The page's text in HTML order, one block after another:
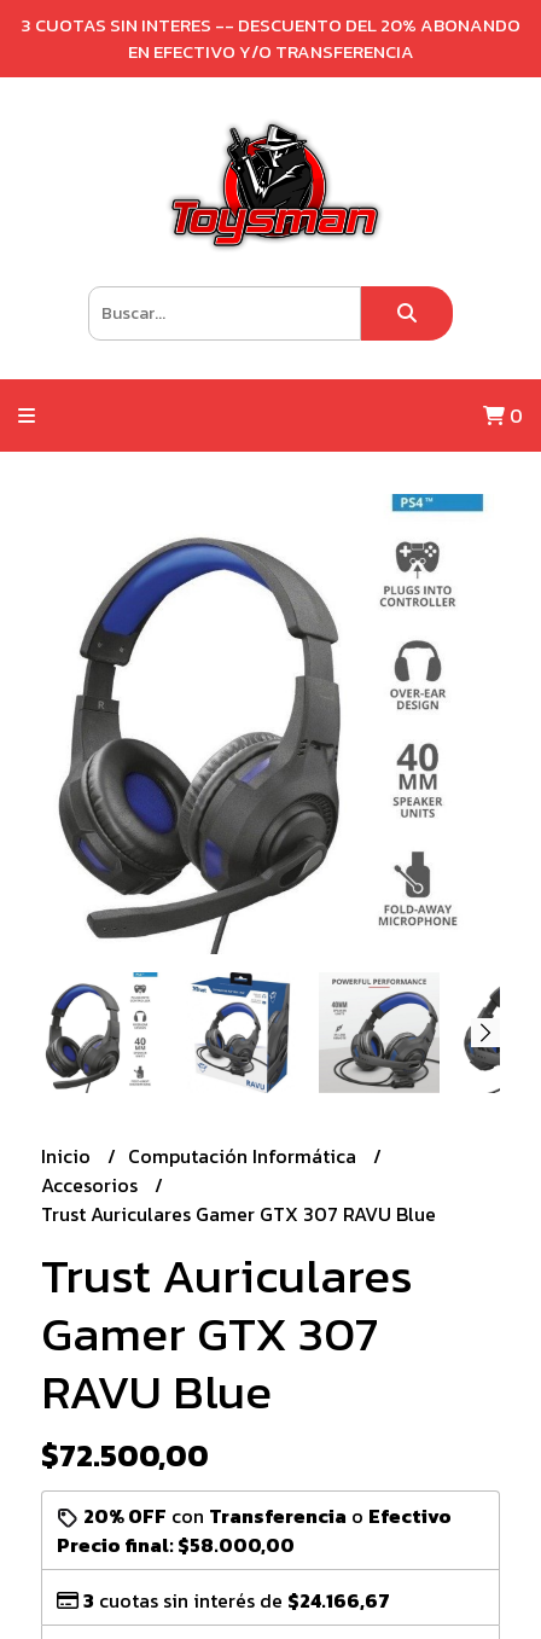
3 CUOTAS SIN INTERES -- DESCUENTO DEL 20% ABONANDO
EN EFECTIVO Y/O TRANSFERENCIA
0
Inicio
Computación Informática
Accesorios
Trust Auriculares Gamer GTX 307 RAVU Blue
Trust Auriculares
Gamer GTX 307
RAVU Blue
$72.500,00
20% OFF con Transferencia o Efectivo
Precio final:$58.000,00
3 cuotas sin interés de $24.166,67